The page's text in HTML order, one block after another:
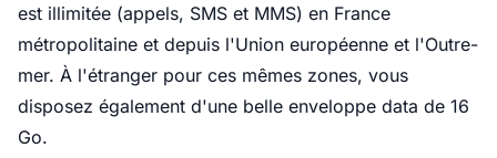
est illimitée (appels, SMS et MMS) en France
métropolitaine et depuis l'Union européenne et l'Outre-
mer. À l'étranger pour ces mêmes zones, vous
disposez également d'une belle enveloppe data de 16
Go.